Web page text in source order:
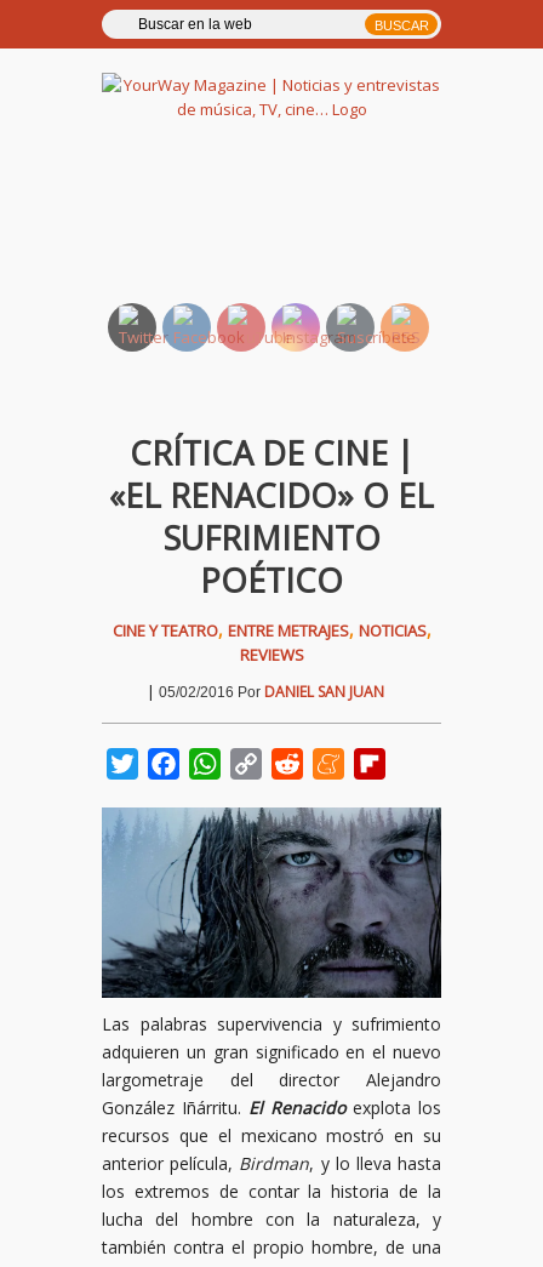
CRÍTICA DE CINE |
«EL RENACIDO» O EL
SUFRIMIENTO
POÉTICO
CINE Y TEATRO, ENTRE METRAJES, NOTICIAS,
REVIEWS
| 05/02/2016 Por DANIEL SAN JUAN
TwitterFacebookWhatsApp
Copy
Reddit Meneame
Las palabras supervivencia y sufrimiento
adquieren un gran significado en el nuevo
largometraje del director Alejandro
González Iñárritu. El Renacidoexplota los
recursos que el mexicano mostró en su
anterior película, Birdman, y lo lleva hasta
los extremos de contar la historia de la
lucha del hombre con la naturaleza, y
también contra el propio hombre, de una